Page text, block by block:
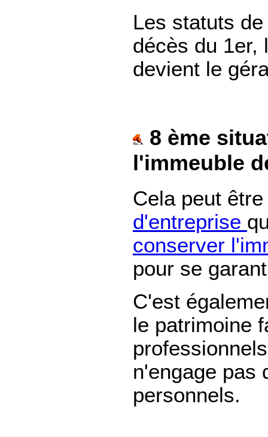
Les statuts
décès du 1er,
devient le
8 ème
l'immeuble
Cela peut
d'entreprise
conserver
pour se
C'est
le patrimoine
n'engage pas
personnels.